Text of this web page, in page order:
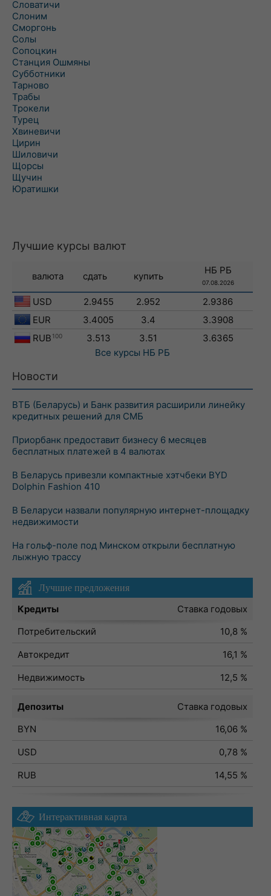
Словатичи
Слоним
Сморгонь
Солы
Сопоцкин
Станция Ошмяны
Субботники
Тарново
Трабы
Трокели
Турец
Хвиневичи
Цирин
Шиловичи
Щорсы
Щучин
Юратишки
Лучшие курсы валют
валюта сдать купить
НБ РБ
07.08.2026
USD 2.9455 2.952
2.9386
EUR
3.4005 3.4
3.3908
RUB 100 3.513 3.51
3.6365
Все курсы НБ РБ
Новости
ВТБ (Беларусь) и Банк развития расширили линейку
кредитных решений для СМБ
Приорбанк предоставит бизнесу 6 месяцев
бесплатных платежей в 4 валютах
В Беларусь привезли компактные хэтчбеки BYD
Dolphin Fashion 410
В Беларуси назвали популярную интернет-площадку
недвижимости
На гольф-поле под Минском открыли бесплатную
лыжную трассу
Лучшие предложения
Кредиты
Ставка годовых
Потребительский
10,8 %
Автокредит
16,1 %
Недвижимость
12,5 %
Депозиты
Ставка годовых
BYN
16,06 %
USD
0,78 %
RUB
14,55 %
Интерактивная карта